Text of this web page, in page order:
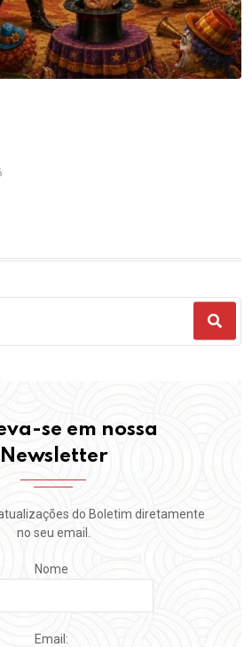
se em nossa
Newsletter
do Boletim diretamente
no seu email.
Nome
Email: